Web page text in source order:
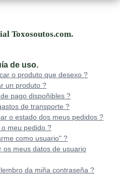
Toxosoutos.com.
de uso.
o produto que desexo ?
un produto ?
pago dispoñibles ?
de transporte ?
o estado dos meus pedidos ?
meu pedido ?
como usuario" ?
os meus datos de usuario
da miña contraseña ?